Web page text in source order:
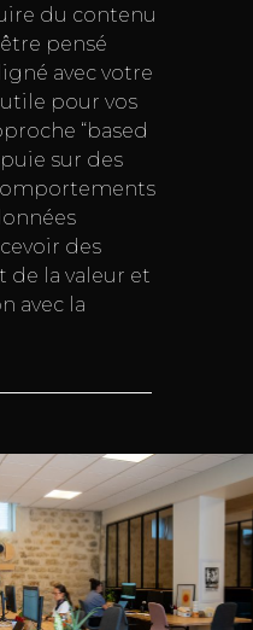
du contenu
pensé
avec votre
pour vos
“based
sur des
des
de la valeur et
avec la